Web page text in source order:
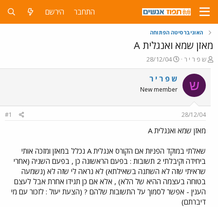
התחבר הירשם
האוניברסיטה הפתוחה
מאזן שמא ואנגלית A
פ
ו
ת
ח
ה
ש
א
ש פ ר י ר
פ
ו
ר
ס
ם
ר
28/12/04
ש ש פ ר י ר
New member
28/12/04
#1
מאזן שמא ואנגלית A
שאלתי במוקד הפניות אם הקורס אנגלית A נכלל במאזן ומזכה אותי
ביחידה וקיבלתי 2 תשובות : בפעם הראשונה כן , בפעם השניה (אחרי
שראיתי שזה לא השתנה בשאילתא) לא נראה לי שזה לא (נשמעה
בטוחה בעצמה ההיא של הלא) , אלא אם כן תגידו אחרת אבל לעצם
הענין - אפשר לסמוך על התשובות שלהם ? (הצעת יעול : לזכור עם מי
דיברתם)